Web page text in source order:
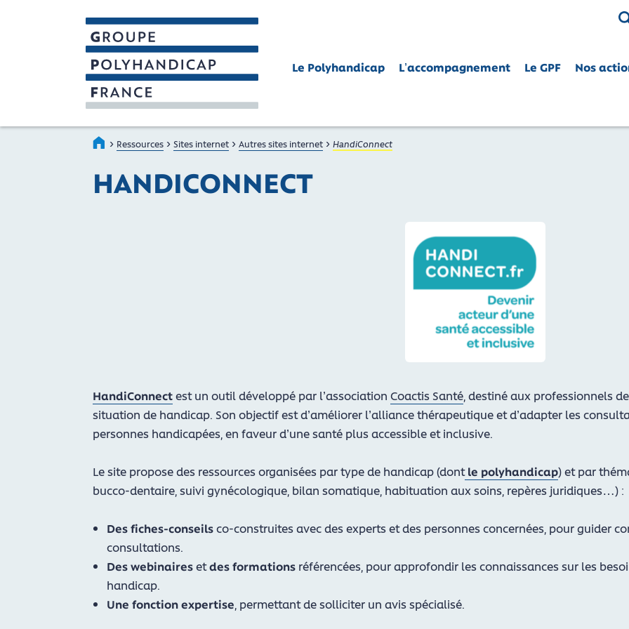
Le Polyhandicap L’accompagnement Le GPF Nos
Accueil
› Ressources › Sites internet › Autres sites internet › HandiConnect
HANDICONNECT
HandiConnectest un outil développé par l’association Coactis Santé , destiné aux professionnels
situation de handicap. Son objectif est d’améliorer l’alliance thérapeutique et d’adapter les
personnes handicapées, en faveur d’une santé plus accessible et inclusive.
Le site propose des ressources organisées par type de handicap (dontle polyhandicap) et par
bucco-dentaire, suivi gynécologique, bilan somatique, habituation aux soins, repères juridiques…) :
Des fiches-conseilsco-construites avec des experts et des personnes concernées, pour guider
consultations.
Des webinairesetdes formations référencées, pour approfondir les connaissances sur les
handicap.
Une fonction expertise , permettant de solliciter un avis spécialisé.